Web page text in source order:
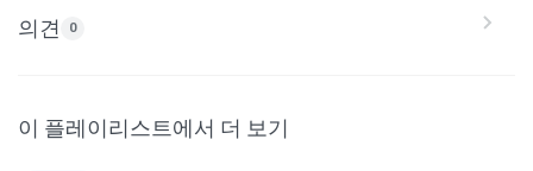
의견 0
이 플레이리스트에서 더 보기